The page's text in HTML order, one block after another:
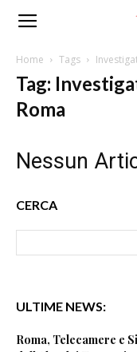
Roma
Amor
Home Tags
Tag:
Roma
Nessun
CERCA
ULTIME NEWS:
Roma, Telecamere e